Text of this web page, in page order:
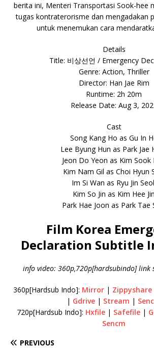
berita ini, Menteri Transportasi Sook-hee
tugas kontraterorisme dan mengadakan
untuk menemukan cara
Details
Title: 비상선언 / Emergency
Genre: Action, Thriller
Director: Han Jae Rim
Runtime: 2h 20m
Release Date: Aug 3,
Cast
Song Kang Ho as Gu In
Lee Byung Hun as Park Jae
Jeon Do Yeon as Kim Sook
Kim Nam Gil as Choi Hyun
Im Si Wan as Ryu Jin
Kim So Jin as Kim Hee Jin
Park Hae Joon as Park Tae
Film Korea
Declaration Subtitle
info video: 360p,720p[hardsubindo] link
360p[Hardsub Indo]: Mirror| Zippyshare
| Gdrive | Stream |
720p[Hardsub Indo]: Hxfile| Safefile|
Sencm
PREVIOUS